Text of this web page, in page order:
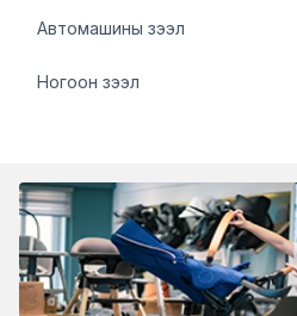
Автомашины зээл
Ногоон зээл